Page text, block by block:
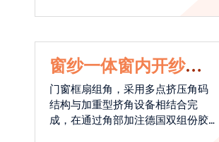
窗纱一体窗内开纱外
开系统
门窗框扇组角，采用多点挤压角码
结构与加重型挤角设备相结合完
成，在通过角部加注德国双组份胶